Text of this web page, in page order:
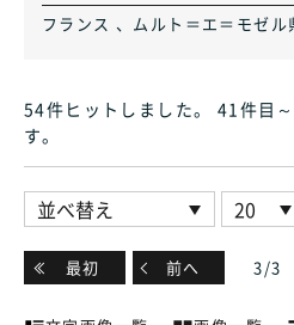
フランス 、ムルト＝エ＝モゼル
54件ヒット しました。 41件目
す。
最初 前へ 3/3